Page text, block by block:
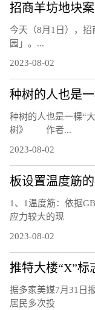
招商羊坊地块案
今天（8月1日），
园」。...
2023-08-02
种树的人也是一棵“
树》 作者...
2023-08-02
1、1温度筋：依据
应力较大的现
2023-08-02
推特大楼“X”标
据多家美媒7月31日
居民多次投